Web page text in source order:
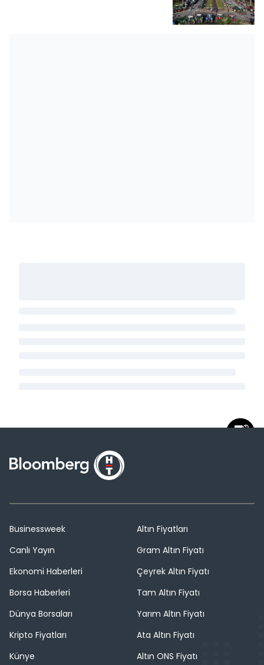
Businessweek
Canlı Yayın
Ekonomi Haberleri
Borsa Haberleri
Dünya Borsaları
Kripto Fiyatları
Künye
Altın Fiyatları
Gram Altın Fiyatı
Çeyrek Altın Fiyatı
Tam Altın Fiyatı
Yarım Altın Fiyatı
Ata Altın Fiyatı
Altın ONS Fiyatı